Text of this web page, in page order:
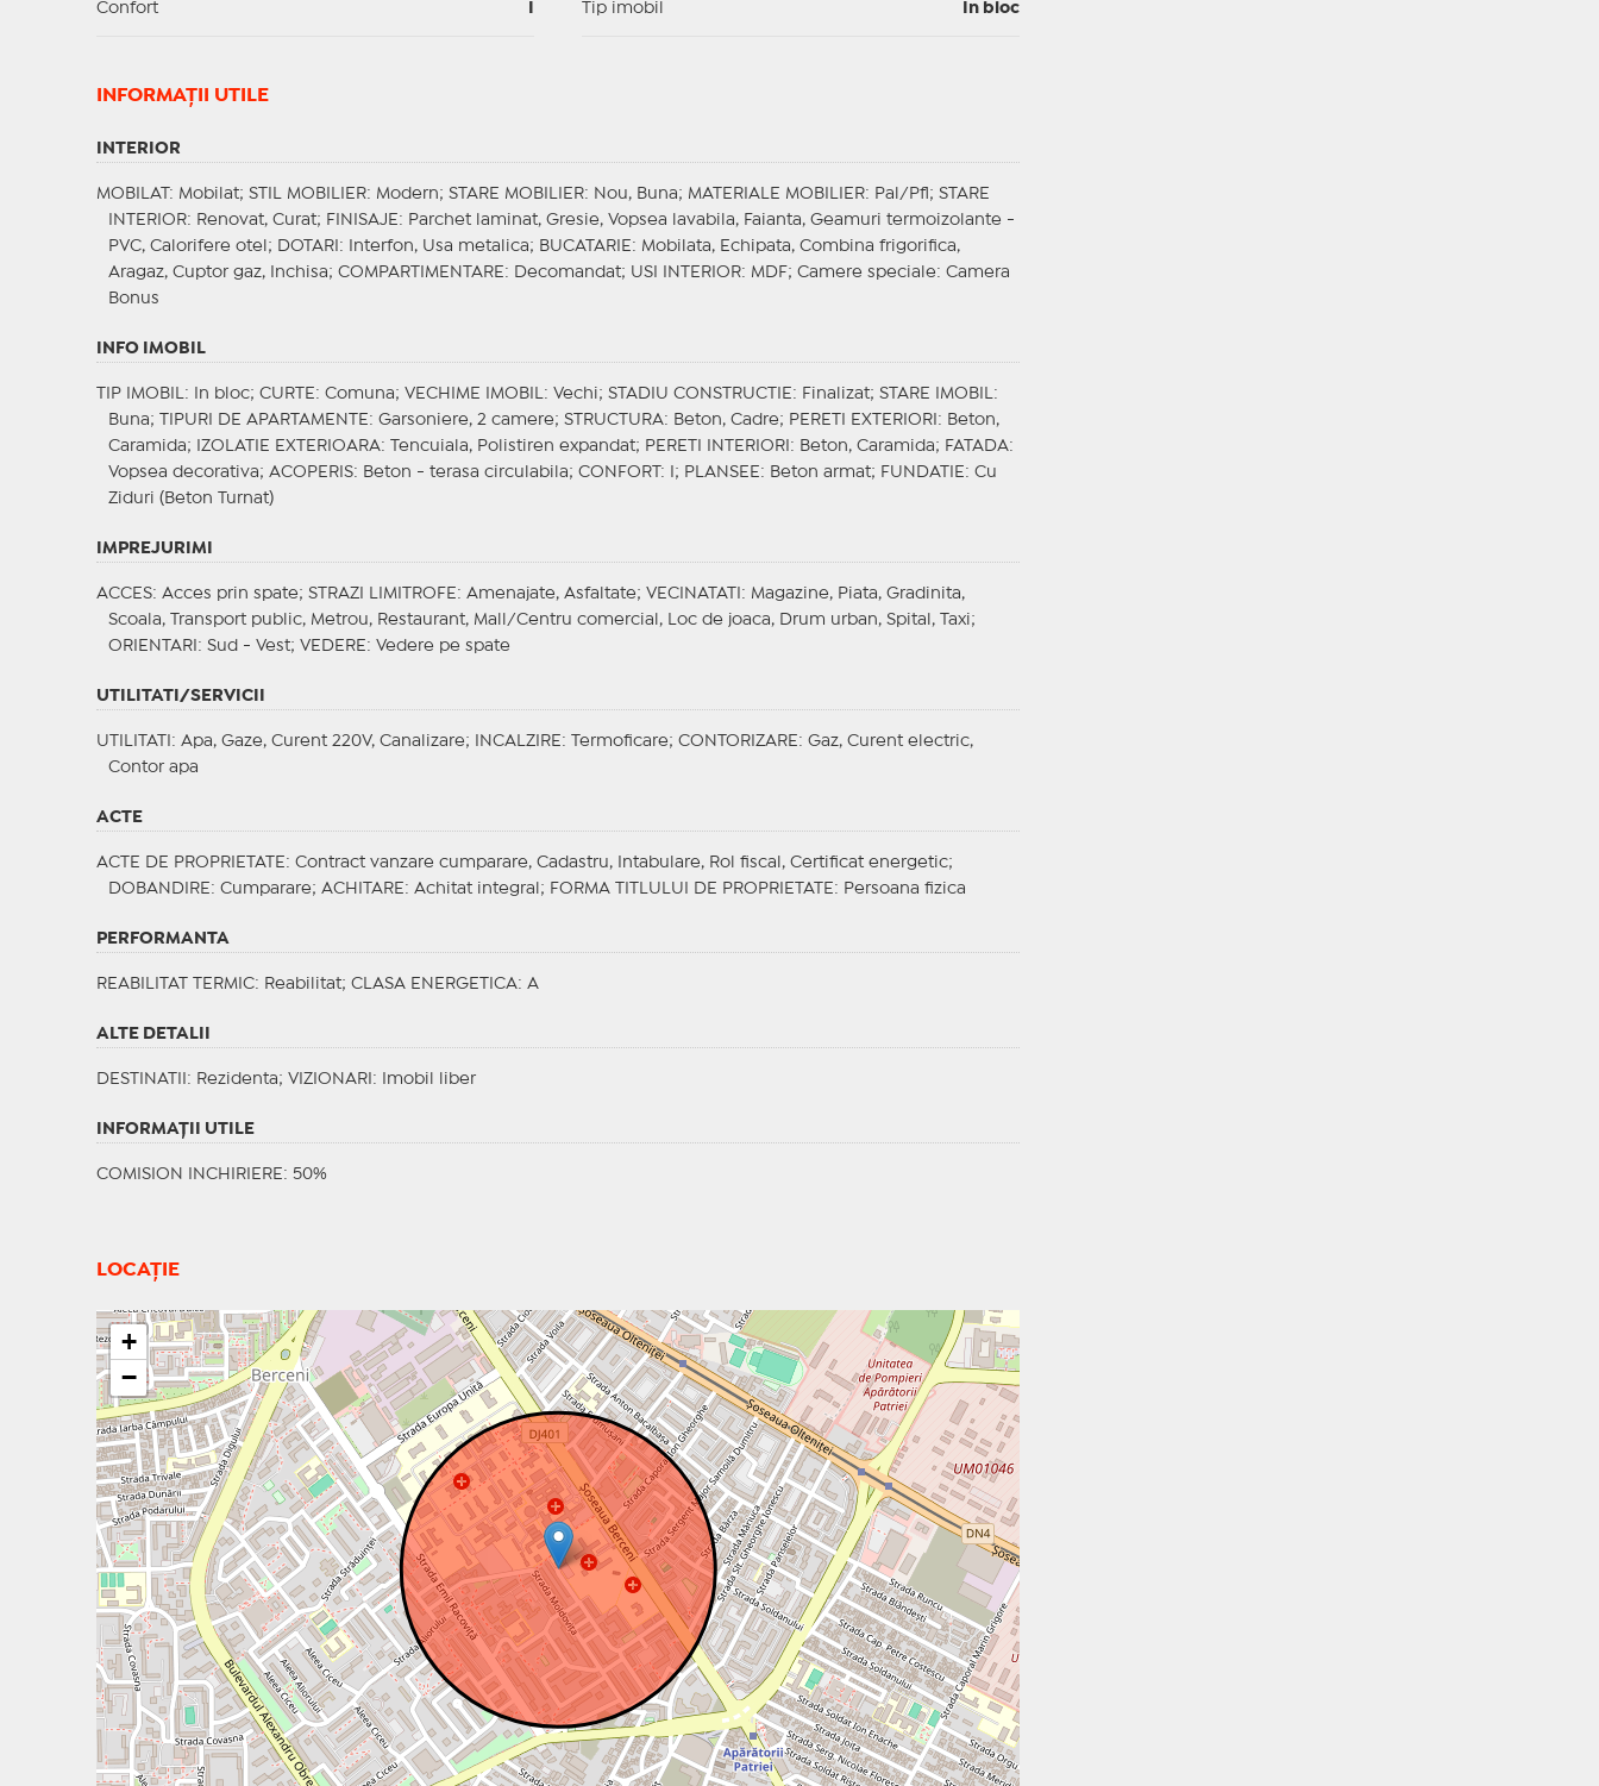
Confort Tip imobil In bloc
INFORMAŢII UTILE
INTERIOR
MOBILAT : Mobilat; STIL MOBILIER: Modern; STARE MOBILIER: Nou, Buna; MATERIALE MOBILIER: Pal/Pfl; STARE
INTERIOR: Renovat, Curat; FINISAJE : Parchet laminat, Gresie, Vopsea lavabila, Faianta, Geamuri termoizolante -
PVC, Calorifere otel;
DOTARI : Interfon, Usa metalica; BUCATARIE : Mobilata, Echipata, Combina frigorifica,
Aragaz, Cuptor gaz, Inchisa; COMPARTIMENTARE : Decomandat; USI INTERIOR: MDF; Camere speciale: Camera
Bonus
INFO IMOBIL
TIP IMOBIL : In bloc; CURTE : Comuna; VECHIME IMOBIL : Vechi; STADIU CONSTRUCTIE : Finalizat; STARE IMOBIL
:
Buna;
TIPURI DE APARTAMENTE : Garsoniere, 2 camere; STRUCTURA: Beton, Cadre; PERETI EXTERIORI : Beton,
Caramida;
IZOLATIE EXTERIOARA: Tencuiala, Polistiren expandat; PERETI INTERIORI : Beton, Caramida; FATADA:
Vopsea decorativa; ACOPERIS: Beton - terasa circulabila; CONFORT : I; PLANSEE : Beton armat; FUNDATIE : Cu
Ziduri (Beton Turnat)
IMPREJURIMI
ACCES: Acces prin spate; STRAZI LIMITROFE : Amenajate, Asfaltate; VECINATATI
: Magazine, Piata, Gradinita,
Scoala, Transport public, Metrou, Restaurant, Mall/Centru comercial, Loc de joaca, Drum urban, Spital, Taxi;
ORIENTARI : Sud - Vest; VEDERE : Vedere pe spate
UTILITATI/SERVICII
UTILITATI : Apa, Gaze, Curent 220V, Canalizare; INCALZIRE : Termoficare; CONTORIZARE : Gaz, Curent electric,
Contor apa
ACTE
ACTE DE PROPRIETATE : Contract vanzare cumparare, Cadastru, Intabulare, Rol fiscal, Certificat energetic;
DOBANDIRE : Cumparare; ACHITARE : Achitat integral; FORMA TITLULUI DE PROPRIETATE : Persoana fizica
PERFORMANTA
REABILITAT TERMIC: Reabilitat; CLASA ENERGETICA: A
ALTE DETALII
DESTINATII : Rezidenta; VIZIONARI : Imobil liber
INFORMAŢII UTILE
COMISION INCHIRIERE: 50%
LOCAȚIE
+
−